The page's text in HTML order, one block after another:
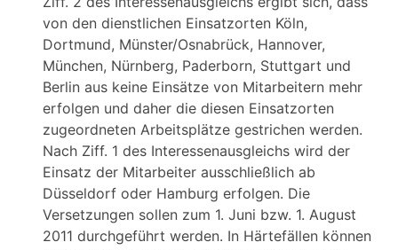
von den dienstlichen Einsatzorten Köln,
Dortmund, Münster/Osnabrück, Hannover,
München, Nürnberg, Paderborn, Stuttgart und
Berlin aus keine Einsätze von Mitarbeitern mehr
erfolgen und daher die diesen Einsatzorten
zugeordneten Arbeitsplätze gestrichen werden.
Nach Ziff. 1 des Interessenausgleichs wird der
Einsatz der Mitarbeiter ausschließlich ab
Düsseldorf oder Hamburg erfolgen. Die
Versetzungen sollen zum 1. Juni bzw. 1. August
2011 durchgeführt werden. In Härtefällen können